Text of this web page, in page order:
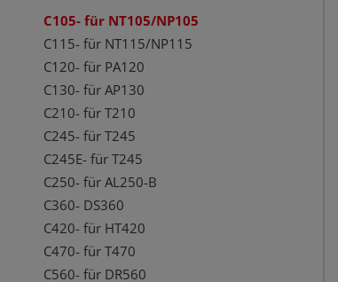
C105- für NT105/NP105
C115- für NT115/NP115
C120- für PA120
C130- für AP130
C210- für T210
C245- für T245
C245E- für T245
C250- für AL250-B
C360- DS360
C420- für HT420
C470- für T470
C560- für DR560